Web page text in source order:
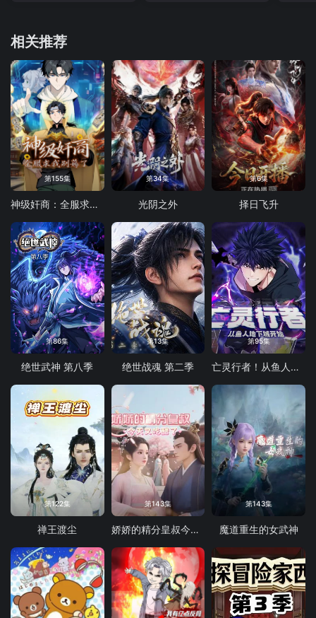
相关推荐
第155集
神级奸商：全服求我别薅了 动态漫画
第34集
光阴之外
第6集
择日飞升
第86集
绝世武神 第八季
第13集
绝世战魂 第二季
第95集
亡灵行者！从鱼人地下城开始 动态漫画
第122集
禅王渡尘
第143集
娇娇的精分皇叔今天又吃醋了
第143集
魔道重生的女武神